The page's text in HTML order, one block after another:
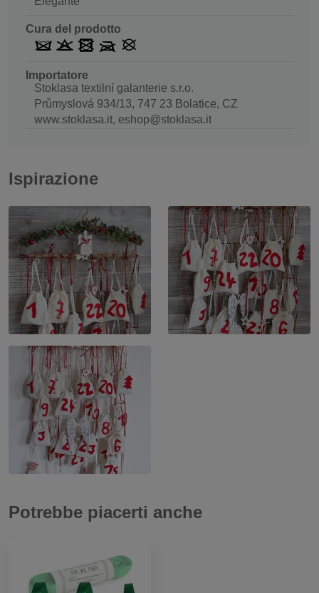
Cura del prodotto
Importatore
Stoklasa textilní galanterie s.r.o.
Průmyslová 934/13, 747 23 Bolatice, CZ
www.stoklasa.it, eshop@stoklasa.it
Ispirazione
Potrebbe piacerti anche